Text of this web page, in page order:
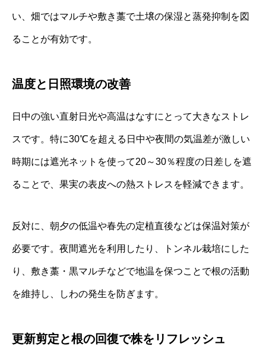
い、畑ではマルチや敷き藁で土壌の保湿と蒸発抑制を図
ることが有効です。
温度と日照環境の改善
日中の強い直射日光や高温はなすにとって大きなストレ
スです。特に30℃を超える日中や夜間の気温差が激しい
時期には遮光ネットを使って20～30％程度の日差しを遮
ることで、果実の表皮への熱ストレスを軽減できます。
反対に、朝夕の低温や春先の定植直後などは保温対策が
必要です。夜間遮光を利用したり、トンネル栽培にした
り、敷き藁・黒マルチなどで地温を保つことで根の活動
を維持し、しわの発生を防ぎます。
更新剪定と根の回復で株をリフレッシュ